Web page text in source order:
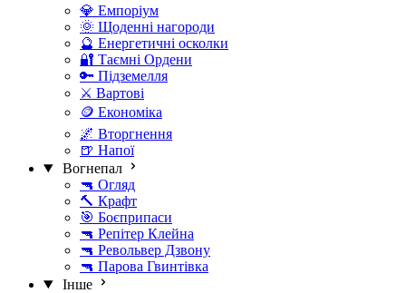
💎 Емпоріум
🌞 Щоденні нагороди
🔮 Енергетичні осколки
🔐 Таємні Ордени
🔑 Підземелля
⚔️ Вартові
🪙 Економіка
🌌 Вторгнення
🍺 Напої
Вогнепал
🔫 Огляд
🔨 Крафт
🎯 Боєприпаси
🔫 Репітер Клейна
🔫 Револьвер Дзвону
🔫 Парова Гвинтівка
Інше